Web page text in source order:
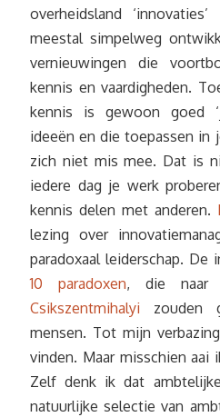
overheidsland
meestal simpelweg
vernieuwingen die
kennis en vaardigheden.
kennis is gewoon goed
ideeën en die toepassen in
zich niet mis mee. Dat is
iedere dag je werk
kennis delen met anderen.
lezing over
paradoxaal leiderschap. De
10 paradoxen, die
Csikszentmihalyi zouden
mensen. Tot mijn
vinden. Maar misschien aai
Zelf denk ik dat
natuurlijke selectie van